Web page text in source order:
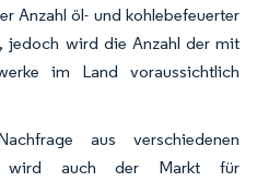
Anzahl öl- und kohlebefeuerter
jedoch wird die Anzahl der mit
im Land voraussichtlich
aus verschiedenen
wird auch der Markt für